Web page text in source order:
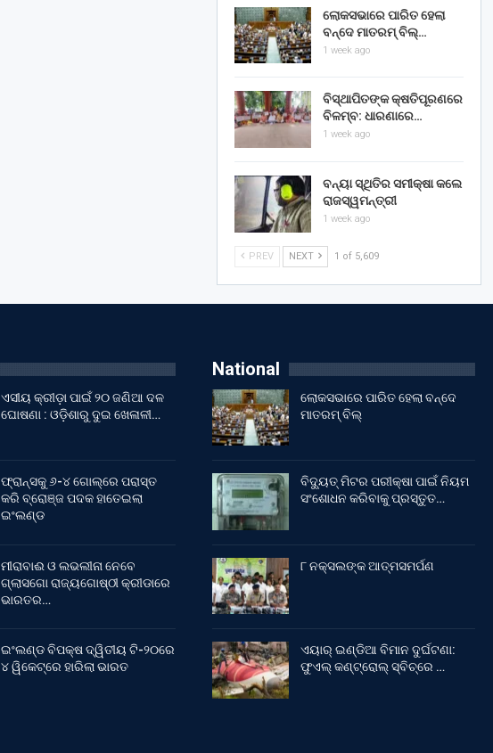
ଲୋକସଭାରେ ପାରିତ ହେଲା
ବନ୍ଦେ ମାତରମ୍‌ ବିଲ୍‌…
1 week ago
ବିସ୍ଥାପିତଙ୍କ କ୍ଷତିପୂରଣରେ
ବିଳମ୍ବ: ଧାରଣାରେ…
1 week ago
ବନ୍ୟା ସ୍ଥିତିର ସମୀକ୍ଷା କଲେ
ରାଜସ୍ୱମନ୍ତ୍ରୀ
1 week ago
PREV NEXT 1 of 5,609
ଏସୀୟ କ୍ରୀଡ଼ା ପାଇଁ ୨୦ ଜଣିଆ ଦଳ
ଘୋଷଣା : ଓଡ଼ିଶାରୁ ଦୁଇ ଖେଳାଳୀ…
ଫ୍ରାନ୍ସକୁ ୬-୪ ଗୋଲ୍‌ରେ ପରାସ୍ତ
କରି ବ୍ରୋଞ୍ଜ ପଦକ ହାତେଇଲା
ଇଂଲଣ୍ଡ
ମୀରାବାଈ ଓ ଲଭଲୀନା ନେବେ
ଗ୍ଲାସଗୋ ରାଜ୍ୟଗୋଷ୍ଠୀ କ୍ରୀଡାରେ
ଭାରତର…
ଇଂଲଣ୍ଡ ବିପକ୍ଷ ଦ୍ୱିତୀୟ ଟି-୨୦ରେ
୪ ୱିକେଟ୍‌ରେ ହାରିଲା ଭାରତ
National
ଲୋକସଭାରେ ପାରିତ ହେଲା ବନ୍ଦେ
ମାତରମ୍‌ ବିଲ୍‌
ବିଦ୍ୟୁତ୍ ମିଟର ପରୀକ୍ଷା ପାଇଁ ନିୟମ
ସଂଶୋଧନ କରିବାକୁ ପ୍ରସ୍ତୁତ…
୮ ନକ୍ସଲଙ୍କ ଆତ୍ମସମର୍ପଣ
ଏୟାର୍ ଇଣ୍ଡିଆ ବିମାନ ଦୁର୍ଘଟଣା:
ଫୁଏଲ୍‌ କଣ୍ଟ୍ରୋଲ୍‌ ସ୍ବିଚ୍‌ରେ …